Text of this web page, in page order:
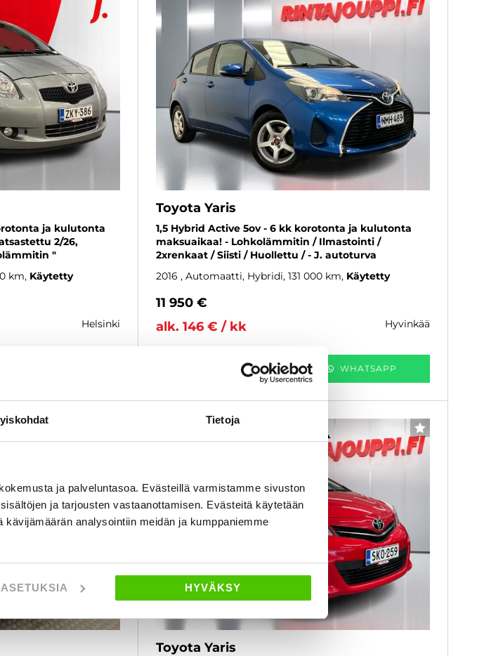
Tietoja
ja palveluntasoa. Evästeillä varmistamme sivuston
ja tarjousten vastaanottamisen. Evästeitä käytetään
analysointiin meidän ja kumppaniemme
HYVÄKSY
ja kulutonta
2/26,
"
km Käytetty
helsinki
Toyota Yaris
1,5 Hybrid Active 5ov - 6 kk korotonta ja kulutonta
maksuaikaa! - Lohkolämmitin / Ilmastointi /
2xrenkaat / Siisti / Huollettu / - J. autoturva
2016 , Automaatti, Hybridi, 131 000 km Käytetty
11 950 €
alk. 146 € / kk
hyvinkää
KATSO TIEDOT WHATSAPP
6 kk korotonta ja kulutonta SUOSIKKI
Toyota Yaris